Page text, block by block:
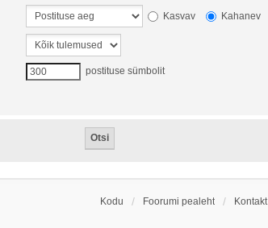
Kasvav Kahanev
postituse sümbolit
Kodu Foorumi pealeht Kontakt